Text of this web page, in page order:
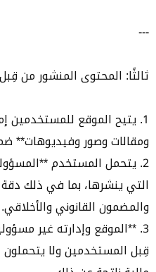
---
ثالثًا: المحتوى المنشور من
1. يتيح الموقع للمستخدمين
ومقالات وصور وفيديوهات**
2. يتحمل المستخدم
التي ينشرها، بما في ذلك دقة
والمضمون القانوني والأخلاقي.
3. **الموقع وإدارته غير
قِبل المستخدمين ولا يتحملون